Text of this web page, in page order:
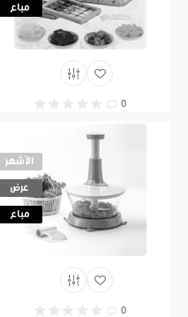
مباع
0
الأشهر
عرض
مباع
0